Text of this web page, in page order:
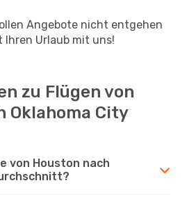
Angebote nicht entgehen
Urlaub mit uns!
zu Flügen von
Oklahoma City
von Houston nach